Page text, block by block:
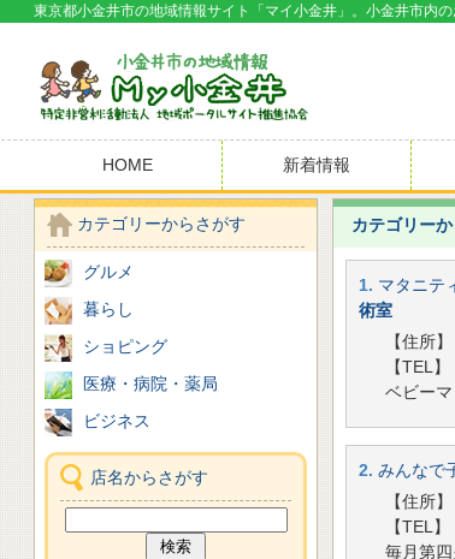
東京都小金井市の地域情報サイト「マイ小金井」。小金井市内
HOME
新着情報
カテゴリー
1. マタニテ
術室
【住所
【TEL
ベビー
2. みんなで
【住所
【TEL
毎月第
カテゴリーからさがす
グルメ
暮らし
ショピング
医療・病院・薬局
ビジネス
店名からさがす